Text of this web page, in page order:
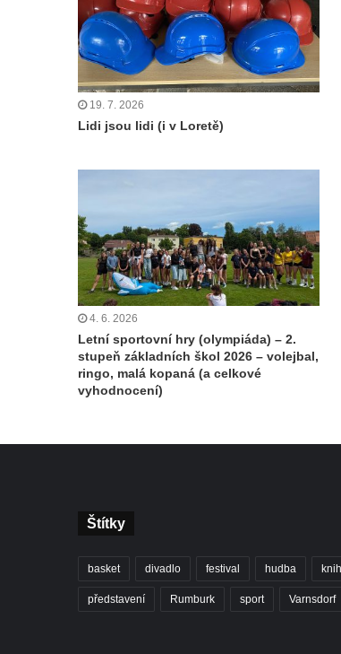
19. 7. 2026
Lidi jsou lidi (i v Loretě)
4. 6. 2026
Letní sportovní hry (olympiáda) – 2.
stupeň základních škol 2026 – volejbal,
ringo, malá kopaná (a celkové
vyhodnocení)
Štítky
basket divadlo festival hudba
představení Rumburk sport Varnsdorf